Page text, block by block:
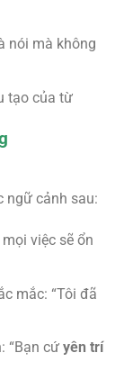
nói mà không
tạo của từ
cảnh sau:
mọi việc sẽ ổn
mắc: “Tôi đã
“Bạn cứ yên trí